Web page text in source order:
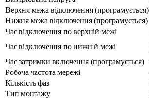
Верхня межа відключення (програмується)
Нижня межа відключення (програмується)
Час відключення по верхній межі
Час відключення по нижній межі
Час затримки включення (програмується)
Робоча частота мережі
Кількість фаз
Тип монтажу